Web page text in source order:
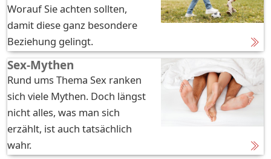
Worauf Sie achten sollten,
damit diese ganz besondere
Beziehung gelingt.
Sex-Mythen
Rund ums Thema Sex ranken
sich viele Mythen. Doch längst
nicht alles, was man sich
erzählt, ist auch tatsächlich
wahr.